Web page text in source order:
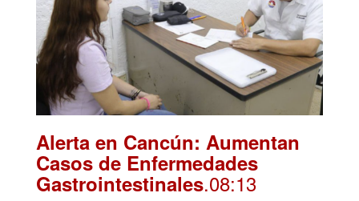
Alerta en Cancún: Aumentan
Casos de Enfermedades
Gastrointestinales.08:13